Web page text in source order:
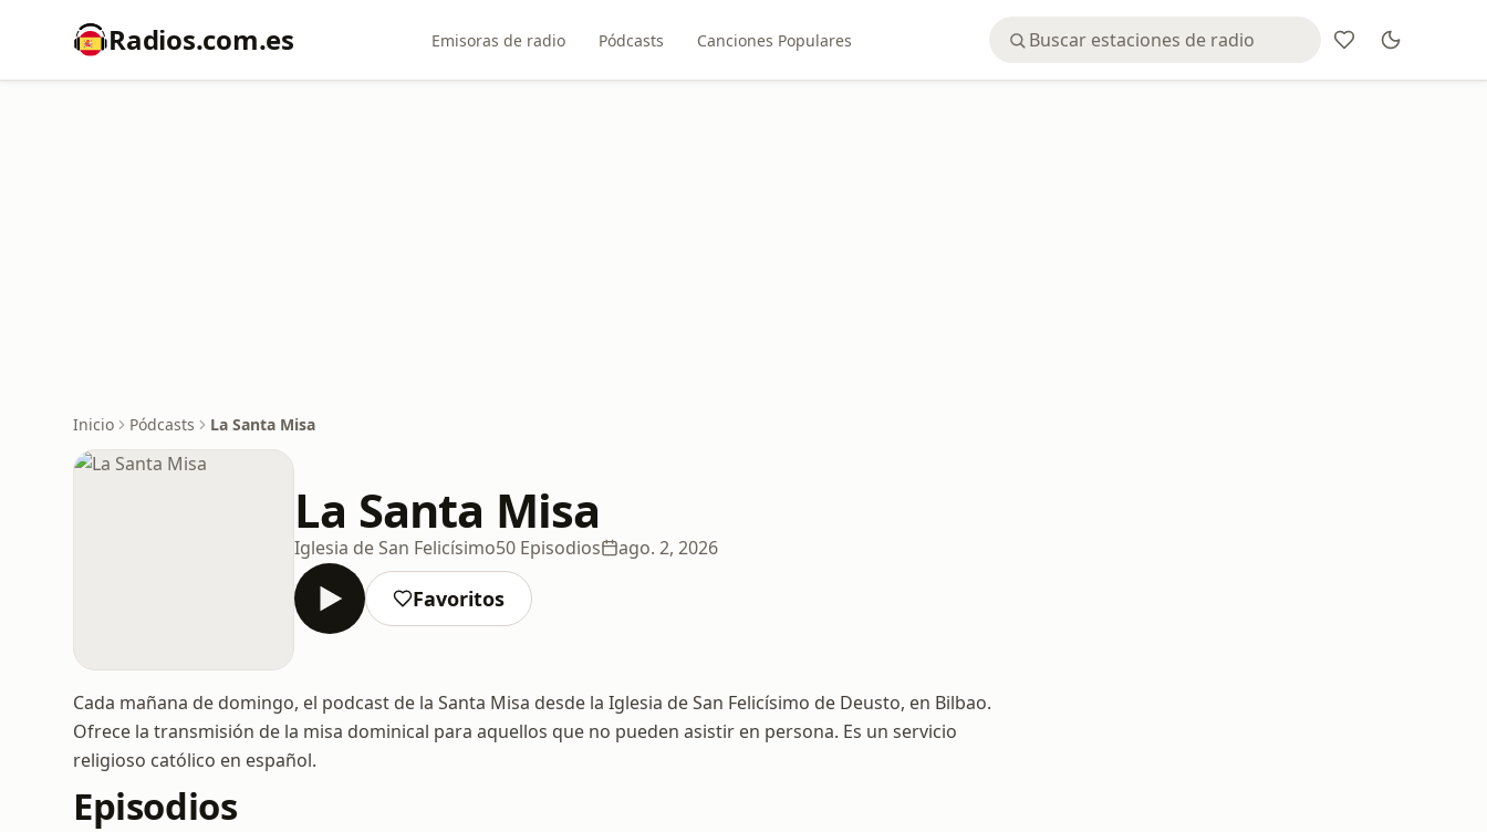
Radios.com.es Emisoras de radio Pódcasts Canciones Populares
Inicio Pódcasts La Santa Misa
La Santa Misa
Iglesia de San Felicísimo50 Episodios ago. 2, 2026
Favoritos
Cada mañana de domingo, el podcast de la Santa Misa desde la Iglesia de San Felicísimo de Deusto, en Bilbao.
Ofrece la transmisión de la misa dominical para aquellos que no pueden asistir en persona. Es un servicio
religioso católico en español.
Episodios